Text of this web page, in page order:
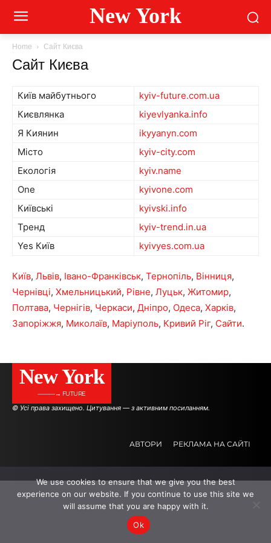
New York
Home Сайт Києва
Сайт Києва
Київ майбутнього
kyiv-future.com.ua
Києвлянка
kiyevlyanka.info
Я Киянин
ikyyanyn.com
Місто
kyiv-city.com
Екологія
kyiv.name
One
kyivone.com
Київські
kyivski.info
Тренд
kyiv-trend.in.ua
Yes Київ
kyivyes.com.ua
Київ, Львів, Івано-Франківськ, Тернопіль, Вінниця,
Чернівці, Хмельницький, Рівне, Луцьк, Житомир,
Полтава, Чернігів, Черкаси, Дніпро, Одеса, Харків,
Запоріжжя, Миколаїв, Маріуполь, Кривий Ріг, Сайти.
New York
———→ FUTURE
© Усі права захищено. Цитування — з активним посиланням.
АВТОРИ РЕКЛАМА НА САЙТІ
We use cookies to ensure that we give you the best
experience on our website. If you continue to use this site we
will assume that you are happy with it.
Ok